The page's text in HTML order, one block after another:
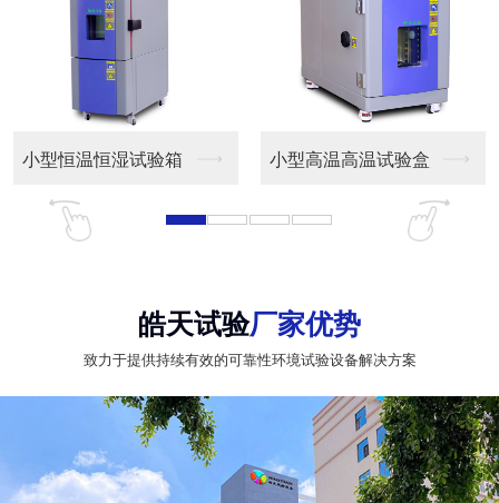
小型恒温恒湿试验箱 小型高温高温试验盒
皓天试验厂家优势
致力于提供持续有效的可靠性环境试验设备解决方案